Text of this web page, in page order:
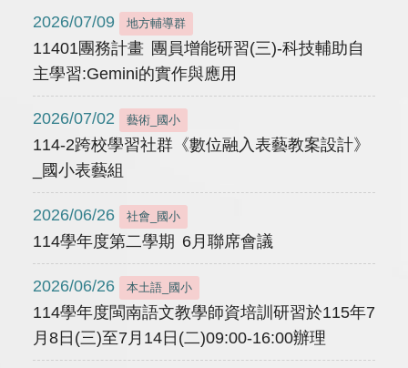
2026/07/09 地方輔導群
11401團務計畫 團員增能研習(三)-科技輔助自
主學習:Gemini的實作與應用
2026/07/02 藝術_國小
114-2跨校學習社群《數位融入表藝教案設計》
_國小表藝組
2026/06/26 社會_國小
114學年度第二學期 6月聯席會議
2026/06/26 本土語_國小
114學年度閩南語文教學師資培訓研習於115年7
月8日(三)至7月14日(二)09:00-16:00辦理